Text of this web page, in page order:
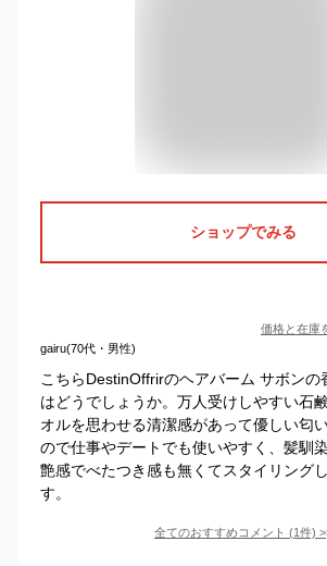
ショップでみる
価格と在庫
gairu(70代・男性)
こちらDestinOffrirのヘアバーム サボンの
はどうでしょうか。万人受けしやすい石
オルを思わせる清潔感があって優しい匂
ので仕事やデートでも使いやすく、髪馴
艶感でべたつき感も無くてスタイリング
す。
全てのおすすめコメント (1件) >